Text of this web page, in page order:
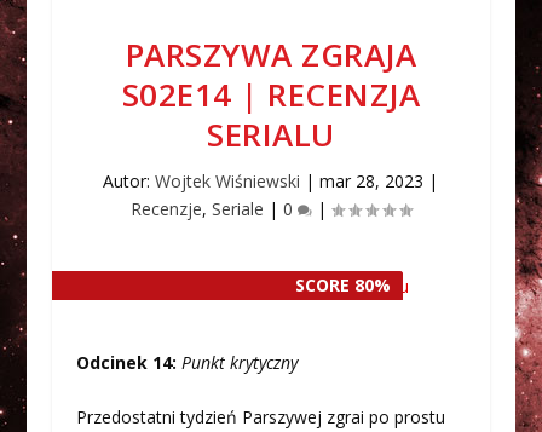
PARSZYWA ZGRAJA
S02E14 | RECENZJA
SERIALU
Autor:Wojtek Wiśniewski |mar 28, 2023 |
Recenzje, Seriale | 0 |
SCORE 80%
SCORE 80%
Odcinek 14: Punkt krytyczny
Przedostatni tydzień Parszywej zgrai po prostu